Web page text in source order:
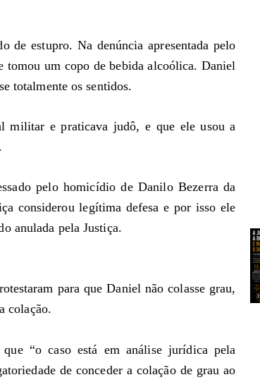
de estupro. Na denúncia apresentada pelo
um copo de bebida alcoólica. Daniel
totalmente os sentidos.
militar e praticava judô, e que ele usou a
pelo homicídio de Danilo Bezerra da
considerou legítima defesa e por isso ele
anulada pela Justiça.
para que Daniel não colasse grau,
colação.
“o caso está em análise jurídica pela
de conceder a colação de grau ao